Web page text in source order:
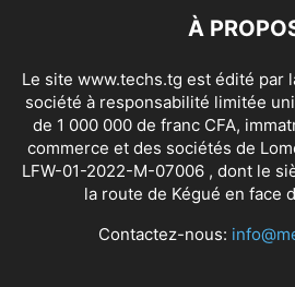
À
Le site www.techs.tg est édité par
société à responsabilité limitée
de 1 000 000 de franc CFA,
commerce et des sociétés de
LFW-01-2022-M-07006 , dont le
la route de Kégué en face
Contactez-nous: